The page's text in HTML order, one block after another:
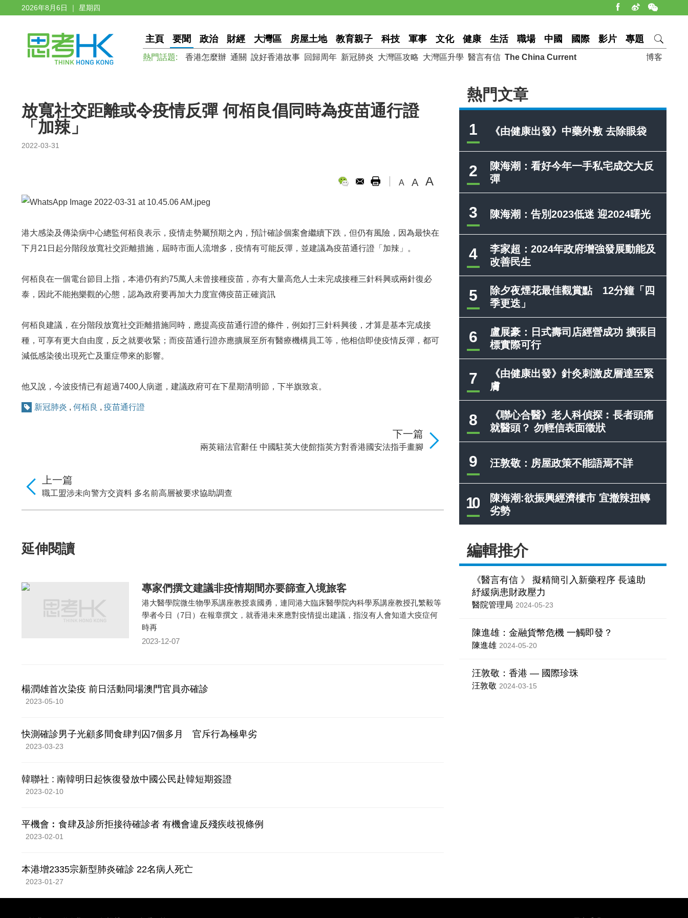
2026年8月6日 ｜ 星期四
主頁 要聞 政治 財經 大灣區 房屋土地 教育親子 科技 軍事 文化 健康 生活 職場 中國 國際 影片 專題
博客
熱門話題: 香港怎麼辦 通關 說好香港故事 回歸周年 新冠肺炎 大灣區攻略 大灣區升學 醫言有信 The China Current
熱門文章
1 《由健康出發》中藥外敷 去除眼袋
2
陳海潮：看好今年一手私宅成交大反
彈
3 陳海潮：告別2023低迷 迎2024曙光
4
李家超：2024年政府增強發展動能及
改善民生
5
除夕夜煙花最佳觀賞點 12分鐘「四
季更迭」
6
盧展豪：日式壽司店經營成功 擴張目
標實際可行
7
《由健康出發》針灸刺激皮層達至緊
膚
8
《聯心合醫》老人科偵探︰長者頭痛
就醫頭？ 勿輕信表面徵狀
9 汪敦敬：房屋政策不能語焉不詳
10
陳海潮:欲振興經濟樓市 宜撤辣扭轉
劣勢
編輯推介
《醫言有信 》 擬精簡引入新藥程序 長遠助
紓緩病患財政壓力
醫院管理局 2024-05-23
陳進雄：金融貨幣危機 一觸即發？
陳進雄 2024-05-20
汪敦敬：香港 — 國際珍珠
汪敦敬 2024-03-15
放寬社交距離或令疫情反彈 何栢良倡同時為疫苗通行證
「加辣」
2022-03-31
A A A
港大感染及傳染病中心總監何栢良表示，疫情走勢屬預期之內，預計確診個案會繼續下跌，但仍有風險，因為最快在
下月21日起分階段放寬社交距離措施，屆時市面人流增多，疫情有可能反彈，並建議為疫苗通行證「加辣」。
何栢良在一個電台節目上指，本港仍有約75萬人未曾接種疫苗，亦有大量高危人士未完成接種三針科興或兩針復必
泰，因此不能抱樂觀的心態，認為政府要再加大力度宣傳疫苗正確資訊
何栢良建議，在分階段放寬社交距離措施同時，應提高疫苗通行證的條件，例如打三針科興後，才算是基本完成接
種，可享有更大自由度，反之就要收緊；而疫苗通行證亦應擴展至所有醫療機構員工等，他相信即使疫情反彈，都可
減低感染後出現死亡及重症帶來的影響。
他又說，今波疫情已有超過7400人病逝，建議政府可在下星期清明節，下半旗致哀。
新冠肺炎 , 何栢良 , 疫苗通行證
下一篇
兩英籍法官辭任 中國駐英大使館指英方對香港國安法指手畫腳
上一篇
職工盟涉未向警方交資料 多名前高層被要求協助調查
延伸閱讀
專家們撰文建議非疫情期間亦要篩查入境旅客
港大醫學院微生物學系講座教授袁國勇，連同港大臨床醫學院內科學系講座教授孔繁毅等
學者今日（7日）在報章撰文，就香港未來應對疫情提出建議，指沒有人會知道大疫症何
時再
2023-12-07
楊潤雄首次染疫 前日活動同場澳門官員亦確診
2023-05-10
快測確診男子光顧多間食肆判囚7個多月 官斥行為極卑劣
2023-03-23
韓聯社 : 南韓明日起恢復發放中國公民赴韓短期簽證
2023-02-10
平機會︰食肆及診所拒接待確診者 有機會違反殘疾歧視條例
2023-02-01
本港增2335宗新型肺炎確診 22名病人死亡
2023-01-27